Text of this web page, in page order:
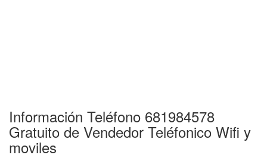
Información Teléfono 681984578
Gratuito de Vendedor Teléfonico Wifi y
moviles